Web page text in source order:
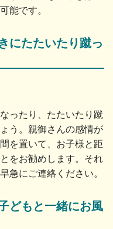
能です。
にたたいたり蹴っ
ったり、たたいたり蹴
う。親御さんの感情が
を置いて、お子様と距
をお勧めします。それ
急にご連絡ください。
どもと一緒にお風